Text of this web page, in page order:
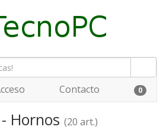
Contacto 0
Hornos (20 art.)